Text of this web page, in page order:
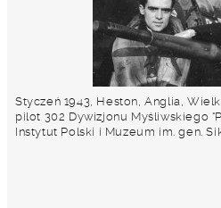
Styczeń 1943, Heston, Anglia,
pilot 302 Dywizjonu Myśliwskiego
Instytut Polski i Muzeum im. gen.